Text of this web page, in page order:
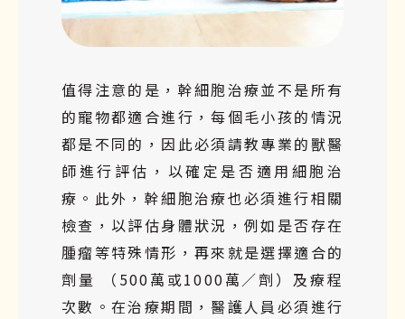
值得注意的是，幹細胞治療並不是所有
的寵物都適合進行，每個毛小孩的情況
都是不同的，因此必須請教專業的獸醫
師進行評估，以確定是否適用細胞治
療。此外，幹細胞治療也必須進行相關
檢查，以評估身體狀況，例如是否存在
腫瘤等特殊情形，再來就是選擇適合的
劑量 （500萬或1000萬／劑）及療程
次數。在治療期間，醫護人員必須進行